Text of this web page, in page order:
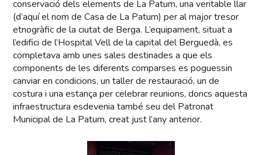
conservació dels elements de La Patum, una veritable llar
(d’aquí el nom de Casa de La Patum) per al major tresor
etnogràfic de la ciutat de Berga. L’equipament, situat a
l’edifici de l’Hospital Vell de la capital del Berguedà, es
completava amb unes sales destinades a que els
components de les diferents comparses es poguessin
canviar en condicions, un taller de restauració, un de
costura i una estança per celebrar reunions, doncs aquesta
infraestructura esdevenia també seu del Patronat
Municipal de La Patum, creat just l’any anterior.